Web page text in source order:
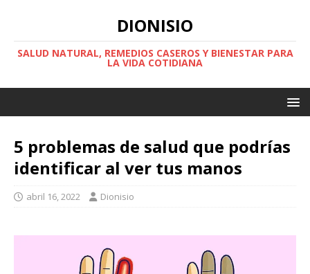
DIONISIO
SALUD NATURAL, REMEDIOS CASEROS Y BIENESTAR PARA
LA VIDA COTIDIANA
5 problemas de salud que podrías
identificar al ver tus manos
abril 16, 2022 Dionisio